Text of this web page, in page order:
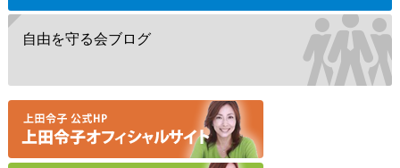
自由を守る会ブログ